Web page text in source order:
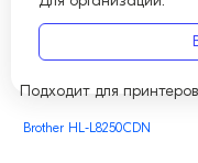
Подходит для принтеров
Brother HL-L8250CDN